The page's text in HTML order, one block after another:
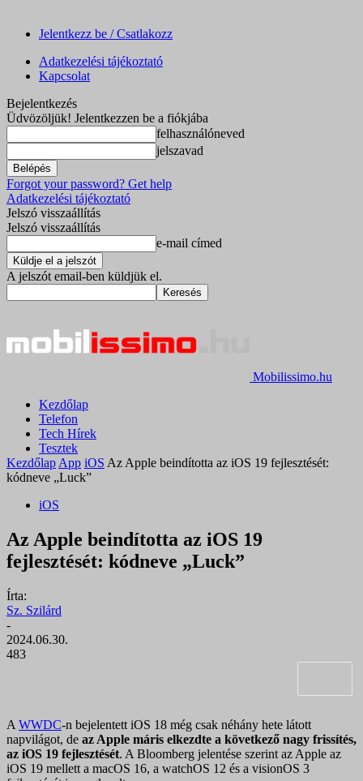
Jelentkezz be / Csatlakozz
Adatkezelési tájékoztató
Kapcsolat
Bejelentkezés
Üdvözöljük! Jelentkezzen be a fiókjába
felhasználóneved
jelszavad
Forgot your password? Get help
Adatkezelési tájékoztató
Jelszó visszaállítás
Jelszó visszaállítás
e-mail címed
A jelszót email-ben küldjük el.
Mobilissimo.hu
Kezdőlap
Telefon
Tech Hírek
Tesztek
Kezdőlap App iOS Az Apple beindította az iOS 19 fejlesztését:
kódneve „Luck”
iOS
Az Apple beindította az iOS 19
fejlesztését: kódneve „Luck”
Írta:
Sz. Szilárd
-
2024.06.30.
483
A WWDC-n bejelentett iOS 18 még csak néhány hete látott
napvilágot, de az Apple máris elkezdte a következő nagy frissítés,
az iOS 19 fejlesztését. A Bloomberg jelentése szerint az Apple az
iOS 19 mellett a macOS 16, a watchOS 12 és a visionOS 3